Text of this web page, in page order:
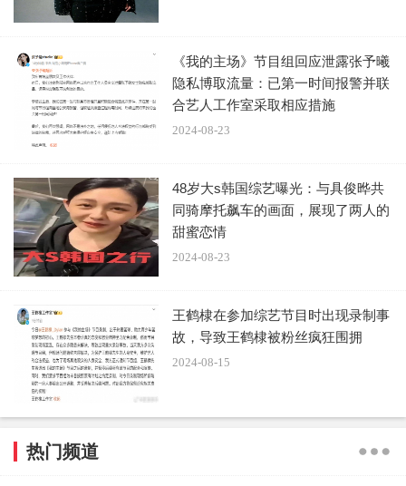
队长首先针对当期话题的两个角度进行脱口秀开题，而知识
观点阐释。6位嘉宾结束演讲后，还将有10分钟的自由辩论
环节。最终，每期节目会根据嘉宾输出的观点以及现场观众
投票情况，选出一位本场MVP。
今年以来，快手积极布局泛知识领域，于6月正式启
动“快手新知播”大型直播活动，以直播这种强交互的方式，
提供了一个知识交付的新场景，加速知识普惠落地。
快手泛知识的优质创作者，通过直播的形式为快手平台用户
带来实用、有趣的泛知识内容。
《我的主场》节目组回应泄露张予曦
隐私博取流量：已第一时间报警并联
合艺人工作室采取相应措施
2024-08-23
48岁大s韩国综艺曝光：与具俊晔共
同骑摩托飙车的画面，展现了两人的
甜蜜恋情
2024-08-23
王鹤棣在参加综艺节目时出现录制事
故，导致王鹤棣被粉丝疯狂围拥
2024-08-15
热门频道